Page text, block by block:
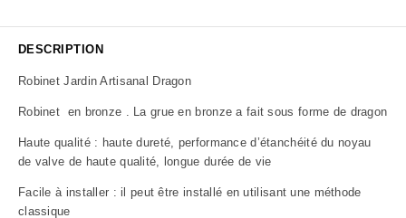
DESCRIPTION
Robinet Jardin Artisanal Dragon
Robinet en bronze . La grue en bronze a fait sous forme de dragon
Haute qualité : haute dureté, performance d’étanchéité du noyau
de valve de haute qualité, longue durée de vie
Facile à installer : il peut être installé en utilisant une méthode
classique